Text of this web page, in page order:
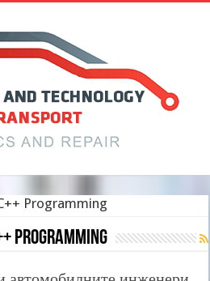
Programming
Programming